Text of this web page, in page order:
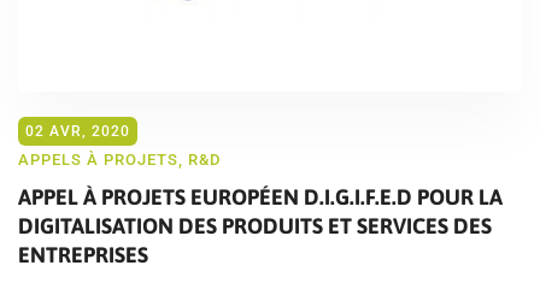
02 AVR, 2020
APPELS À PROJETS, R&D
APPEL À PROJETS EUROPÉEN D.I.G.I.F.E.D POUR LA
DIGITALISATION DES PRODUITS ET SERVICES DES
ENTREPRISES